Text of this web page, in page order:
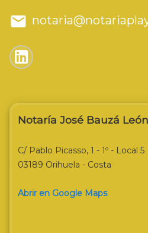
Notaría José Bauzá León
C/ Pablo Picasso, 1 - 1º - Local 5
03189 Orihuela - Costa
Abrir en Google Maps